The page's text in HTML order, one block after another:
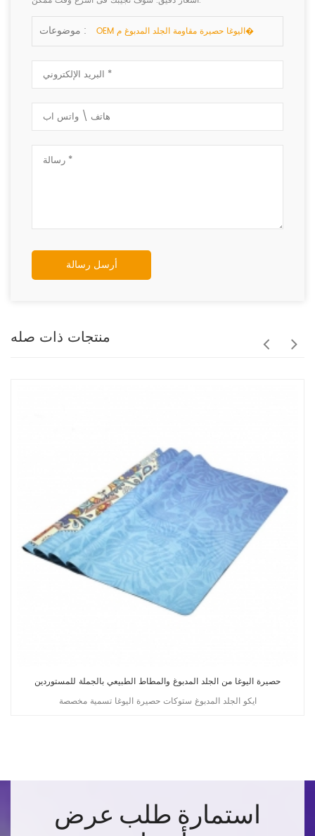
موضوعات : OEM اليوغا حصيرة مقاومة الجلد المدبوغ م�
أرسل رسالة
منتجات ذات صله
حصيرة اليوغا من الجلد المدبوغ والمطاط الطبيعي بالجملة للمستوردين
ايكو الجلد المدبوغ ستوكات حصيرة اليوغا تسمية مخصصة
استمارة طلب عرض